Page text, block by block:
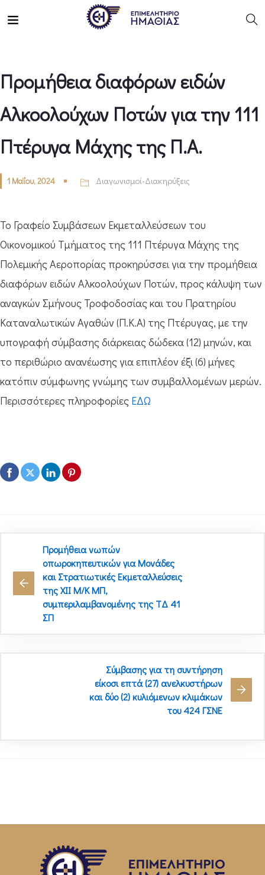
Προμήθεια διαφόρων ειδών
Αλκοολούχων Ποτών για την 111
Πτέρυγα Μάχης της Π.Α.
1 Μαΐου, 2024 Διαγωνισμοί-Διακηρύξεις
Το Γραφείο Συμβάσεων Εκμεταλλεύσεων του
Οικονομικού Τμήματος της 111 Πτέρυγα Μάχης της
Πολεμικής Αεροπορίας προκηρύσσει για την προμήθεια
διαφόρων ειδών Αλκοολούχων Ποτών, προς κάλυψη των
αναγκών Σμήνους Τροφοδοσίας και του Πρατηρίου
Καταναλωτικών Αγαθών (Π.Κ.Α) της Πτέρυγας, με την
υπογραφή σύμβασης διάρκειας δώδεκα (12) μηνών, και
το περιθώριο ανανέωσης για επιπλέον έξι (6) μήνες
κατόπιν σύμφωνης γνώμης των συμβαλλομένων μερών.
Περισσότερες πληροφορίες ΕΔΩ
Προμήθεια νωπών
οπωροκηπευτικών για Μονάδες
και Στρατιωτικές Εκμεταλλεύσεις
της XΙI Μ/Κ ΜΠ,
συμπεριλαμβανομένης της ΤΔ 41
ΣΠ
Σύμβασης για τη συντήρηση
είκοσι επτά (27) ανελκυστήρων
και δύο (2) κυλιόμενων κλιμάκων
του 424 ΓΣΝΕ